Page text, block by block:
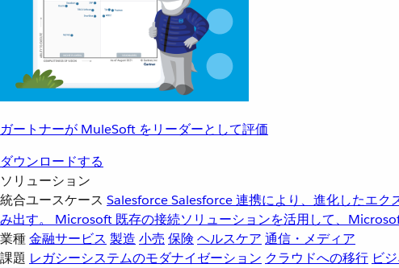
ガートナーが MuleSoft をリーダーとして評価
ダウンロードする
ソリューション
統合ユースケース SalesforceSalesforce 連携により、進化したエク
み出す。
Microsoft 既存の接続ソリューションを活用して、
業種金融サービス 製造 小売 保険 ヘルスケア 通信・メディア
課題 レガシーシステムのモダナイゼーション クラウドへの移行 ビ